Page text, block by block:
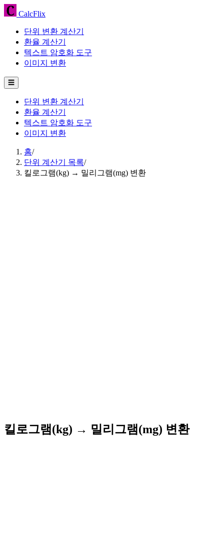
CalcFlix
단위 변환 계산기
환율 계산기
텍스트 암호화 도구
이미지 변환
☰
단위 변환 계산기
환율 계산기
텍스트 암호화 도구
이미지 변환
홈/
단위 계산기 목록/
킬로그램(kg) → 밀리그램(mg) 변환
킬로그램(kg) → 밀리그램(mg) 변환